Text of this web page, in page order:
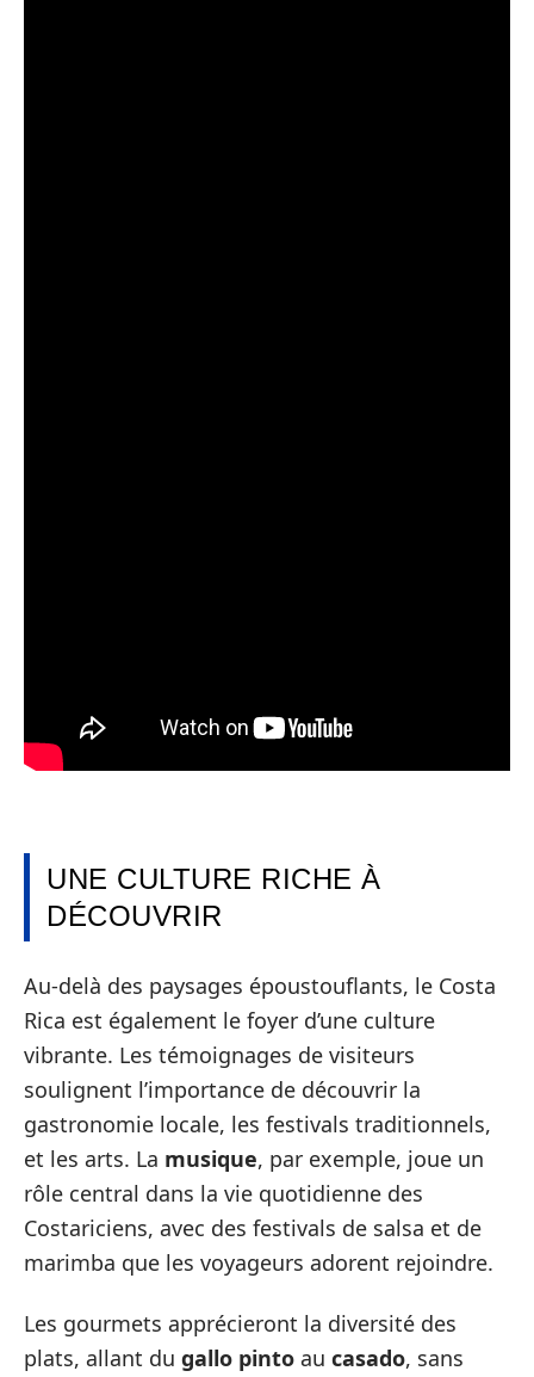
UNE CULTURE RICHE À
DÉCOUVRIR
Au-delà des paysages époustouflants, le Costa
Rica est également le foyer d’une culture
vibrante. Les témoignages de visiteurs
soulignent l’importance de découvrir la
gastronomie locale, les festivals traditionnels,
et les arts. La musique, par exemple, joue un
rôle central dans la vie quotidienne des
Costariciens, avec des festivals de salsa et de
marimba que les voyageurs adorent rejoindre.
Les gourmets apprécieront la diversité des
plats, allant du gallo pinto au casado, sans